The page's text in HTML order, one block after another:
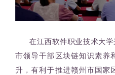
在江西软件职业技术大
市领导干部区块链知识素养
升，有利于推进赣州市国家